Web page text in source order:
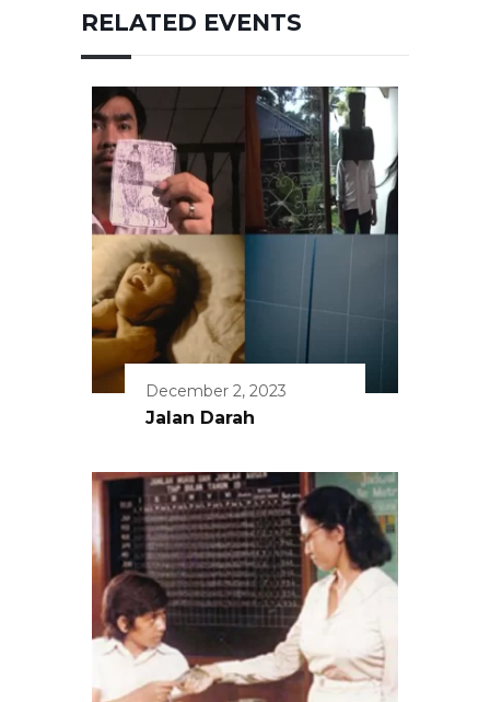
RELATED EVENTS
December 2, 2023
Jalan Darah